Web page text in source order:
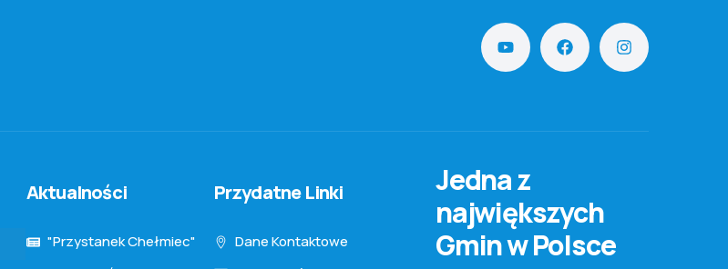
Aktualności
"Przystanek Chełmiec"
Przydatne Linki
Dane Kontaktowe
Jedna z
największych
Gmin w Polsce